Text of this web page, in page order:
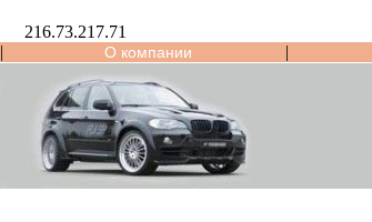
216.73.217.71
| О компании |